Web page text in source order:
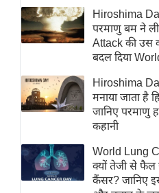
ऑटो वर्ल्ड
न्यूज ब्रीफ
मनोरंजन जगत
बॉलीवुड
हॉलीवुड
फिल्म समीक्षा
News
लाइफस्टाइल
Hiroshima
परमाणु बम ने
Attack की उस
बदल दिया
Hiroshima
मनाया जाता है
जानिए परमाणु
कहानी
World Lung
क्यों तेजी से फैल
कैंसर? जानिए